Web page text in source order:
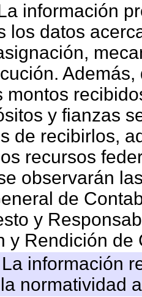
información
los datos
montos
y fianzas
de recibirlos,
recursos
observarán
de
y
y Rendición
información
normatividad